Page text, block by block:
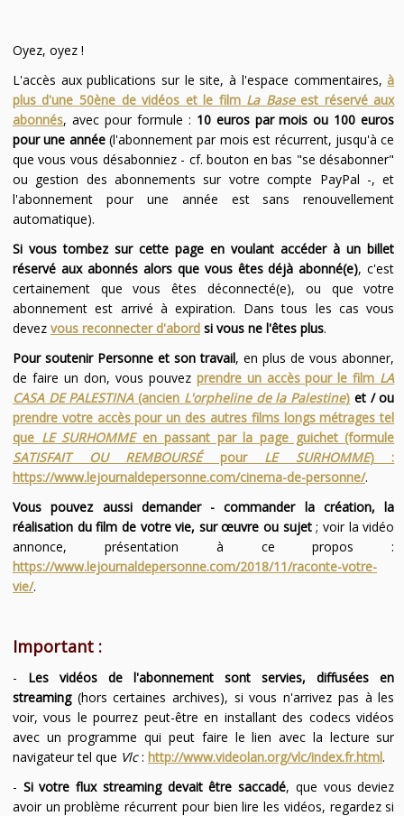
Oyez, oyez !
L'accès aux publications sur le site, à l'espace commentaires,à
plus d'une 50ène de vidéos et le film La Baseest réservé aux
abonnés, avec pour formule : 10 euros par mois ou 100 euros
pour une année(l'abonnement par mois est récurrent, jusqu'à ce
que vous vous désabonniez - cf. bouton en bas "se désabonner"
ou gestion des abonnements sur votre compte PayPal -, et
l'abonnement pour une année est sans renouvellement
automatique).
Si vous tombez sur cette page en voulant accéder à un billet
réservé aux abonnés alors que vous êtes déjà abonné(e), c'est
certainement que vous êtes déconnecté(e), ou que votre
abonnement est arrivé à expiration. Dans tous les cas vous
devez vous reconnecter d'abordsi vous ne l'êtes plus.
Pour soutenir Personne et son travail, en plus de vous abonner,
de faire un don, vous pouvez prendre un accès pour le film LA
CASA DE PALESTINA(ancien L'orpheline de la Palestine) et / ou
prendre votre accès pour un des autres films longs métrages tel
que LE SURHOMMEen passant par la page guichet (formule
SATISFAIT OU REMBOURSÉpour LE SURHOMME) :
https://www.lejournaldepersonne.com/cinema-de-personne/.
Vous pouvez aussi demander - commander la création, la
réalisation du film de votre vie, sur œuvre ou sujet; voir la vidéo
annonce, présentation à ce propos :
https://www.lejournaldepersonne.com/2018/11/raconte-votre-
vie/.
Important :
- Les vidéos de l'abonnement sont servies, diffusées en
streaming(hors certaines archives), si vous n'arrivez pas à les
voir, vous le pourrez peut-être en installant des codecs vidéos
avec un programme qui peut faire le lien avec la lecture sur
navigateur tel que Vlc: http://www.videolan.org/vlc/index.fr.html.
- Si votre flux streaming devait être saccadé, que vous deviez
avoir un problème récurrent pour bien lire les vidéos, regardez si